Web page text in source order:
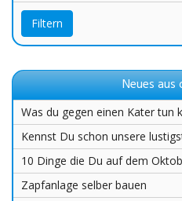
Filtern
Neues aus
Was du gegen einen Kater tun
Kennst Du schon unsere
10 Dinge die Du auf dem
Zapfanlage selber bauen